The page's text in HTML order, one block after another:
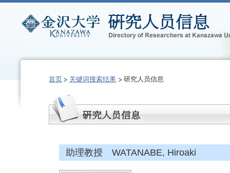
首页 关键词搜索结果 研究人员信息
助理教授 WATANABE, Hiroaki